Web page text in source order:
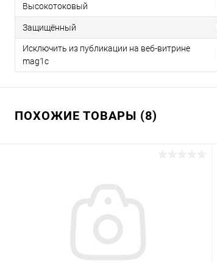
Высокотоковый
Защищённый
Исключить из публикации на веб-витрине
mag1c
ПОХОЖИЕ ТОВАРЫ (8)